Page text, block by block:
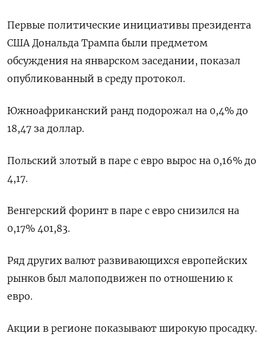
Первые политические инициативы президента
США Дональда Трампа были предметом
обсуждения на январском заседании, показал
опубликованный в среду протокол.
Южноафриканский ранд подорожал на 0,4% до
18,47 за доллар.
Польский злотый в паре с евро вырос на 0,16% до
4,17.
Венгерский форинт в паре с евро снизился на
0,17% 401,83.
Ряд других валют развивающихся европейских
рынков был малоподвижен по отношению к
евро.
Акции в регионе показывают широкую просадку.